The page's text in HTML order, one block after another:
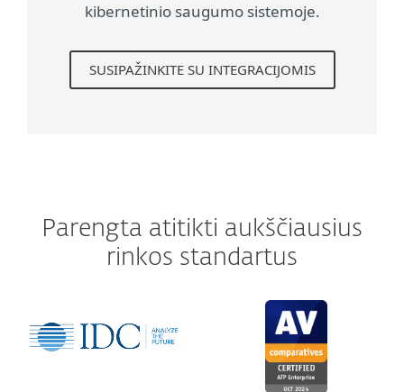
kibernetinio saugumo sistemoje.
SUSIPAŽINKITE SU INTEGRACIJOMIS
Parengta atitikti aukščiausius
rinkos standartus